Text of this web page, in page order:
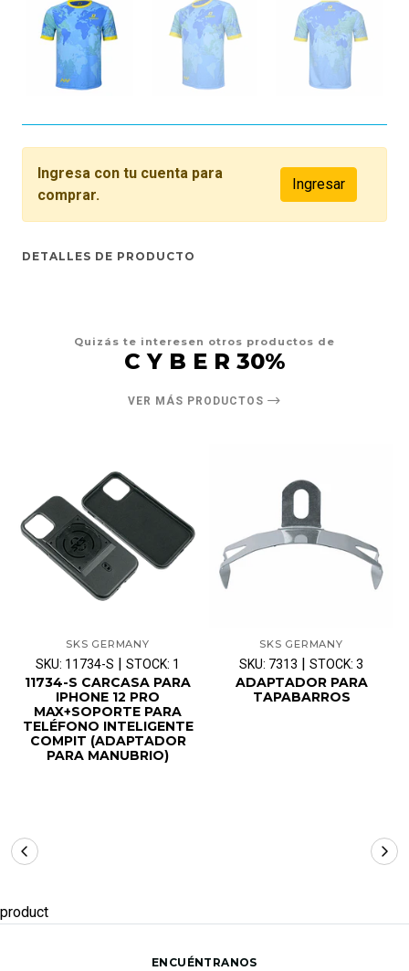
Ingresa con tu cuenta para
comprar.
Ingresar
DETALLES DE PRODUCTO
Quizás te interesen otros productos de
C Y B E R 30%
VER MÁS PRODUCTOS
SKS GERMANY
SKU: 11734-S STOCK: 1
11734-S CARCASA PARA
IPHONE 12 PRO
MAX+SOPORTE PARA
TELÉFONO INTELIGENTE
COMPIT (ADAPTADOR
PARA MANUBRIO)
SKS GERMANY
SKU: 7313 STOCK: 3
ADAPTADOR PARA
TAPABARROS
product
ENCUÉNTRANOS